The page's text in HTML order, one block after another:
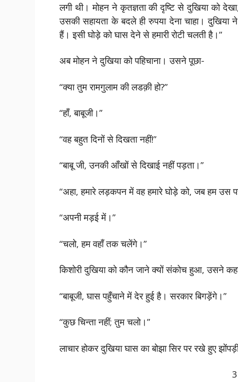
लगी थी। मोहन ने कृतज्ञता की दृष्टि से दुखिया को
उसकी सहायता के बदले ही रुपया देना चाहा।
हैं। इसी घोड़े को घास देने से हमारी रोटी चलती है।”
अब मोहन ने दुखिया को पहिचाना। उसने पूछा-
“क्या तुम रामगुलाम की लडक़ी हो?”
“हाँ, बाबूजी।”
“वह बहुत दिनों से दिखता नहीं!”
“बाबू जी, उनकी आँखों से दिखाई नहीं पड़ता।”
“अहा, हमारे लड़कपन में वह हमारे घोड़े को, जब हम उस
“अपनी मड़ई में।”
“चलो, हम वहाँ तक चलेंगे।”
किशोरी दुखिया को कौन जाने क्यों संकोच हुआ, उसने
“बाबूजी, घास पहुँचाने में देर हुई है। सरकार बिगड़ेंगे।”
“कुछ चिन्ता नहीं; तुम चलो।”
लाचार होकर दुखिया घास का बोझा सिर पर रखे हुए
3